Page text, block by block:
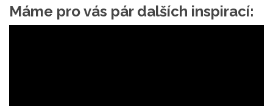
Máme pro vás pár dalších inspirací: